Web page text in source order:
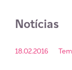
Notícias
18.02.2016